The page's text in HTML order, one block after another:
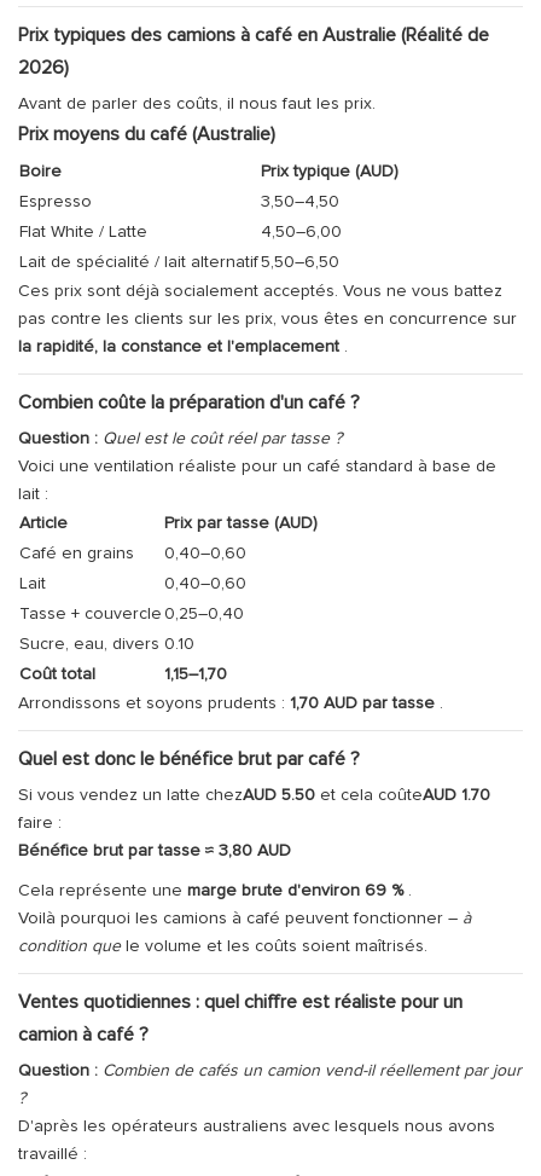
Prix ​​typiques des camions à café en Australie (Réalité de
2026)
Avant de parler des coûts, il nous faut les prix.
Prix ​​moyens du café (Australie)
Boire
Prix ​​typique (AUD)
Espresso
3,50–4,50
Flat White / Latte
4,50–6,00
Lait de spécialité / lait alternatif5,50–6,50
Ces prix sont déjà socialement acceptés. Vous ne vous battez
pas contre les clients sur les prix, vous êtes en concurrence sur
la rapidité, la constance et l'emplacement .
Combien coûte la préparation d'un café ?
Question : Quel est le coût réel par tasse ?
Voici une ventilation réaliste pour un café standard à base de
lait :
Article
Prix ​​par tasse (AUD)
Café en grains
0,40–0,60
Lait
0,40–0,60
Tasse + couvercle 0,25–0,40
Sucre, eau, divers 0.10
Coût total
1,15–1,70
Arrondissons et soyons prudents : 1,70 AUD par tasse .
Quel est donc le bénéfice brut par café ?
Si vous vendez un latte chezAUD 5.50 et cela coûteAUD 1.70
faire :
Bénéfice brut par tasse ≈ 3,80 AUD
Cela représente une marge brute d'environ 69 %.
Voilà pourquoi les camions à café peuvent fonctionner – à
condition quele volume et les coûts soient maîtrisés.
Ventes quotidiennes : quel chiffre est réaliste pour un
camion à café ?
Question : Combien de cafés un camion vend-il réellement par jour
?
D'après les opérateurs australiens avec lesquels nous avons
travaillé :